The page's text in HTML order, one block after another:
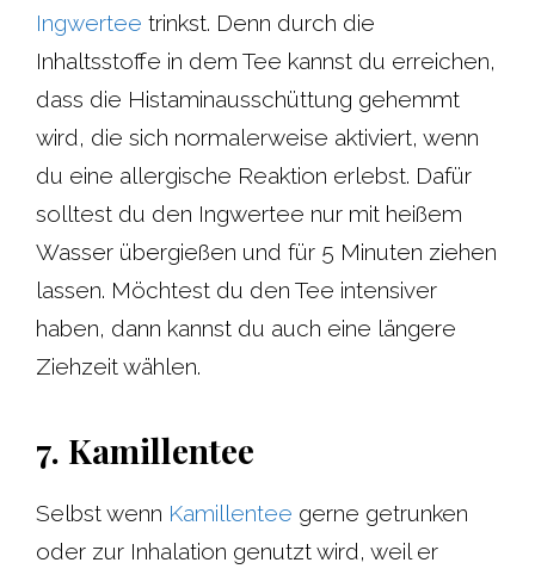
Ingwertee trinkst. Denn durch die
Inhaltsstoffe in dem Tee kannst du erreichen,
dass die Histaminausschüttung gehemmt
wird, die sich normalerweise aktiviert, wenn
du eine allergische Reaktion erlebst. Dafür
solltest du den Ingwertee nur mit heißem
Wasser übergießen und für 5 Minuten ziehen
lassen. Möchtest du den Tee intensiver
haben, dann kannst du auch eine längere
Ziehzeit wählen.
7. Kamillentee
Selbst wenn Kamillentee gerne getrunken
oder zur Inhalation genutzt wird, weil er